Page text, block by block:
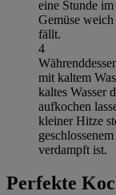
eine Stunde
Gemüse
fällt.
4
mit kaltem
kaltes Wasser
aufkochen
kleiner Hitze
verdampft ist.
Perfekte